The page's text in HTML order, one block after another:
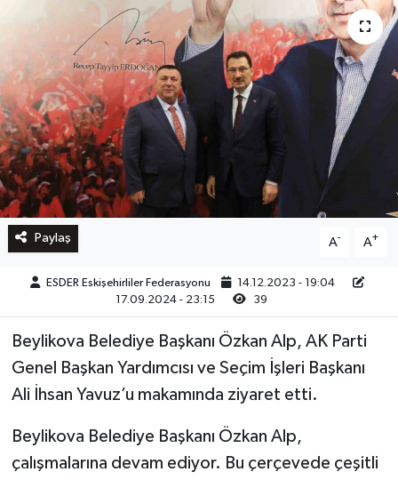
Paylaş A- A+
ESDER Eskişehirliler Federasyonu
14.12.2023 - 19:04
17.09.2024 - 23:15
39
Beylikova Belediye Başkanı Özkan Alp, AK Parti
Genel Başkan Yardımcısı ve Seçim İşleri Başkanı
Ali İhsan Yavuz’u makamında ziyaret etti.
Beylikova Belediye Başkanı Özkan Alp,
çalışmalarına devam ediyor. Bu çerçevede çeşitli